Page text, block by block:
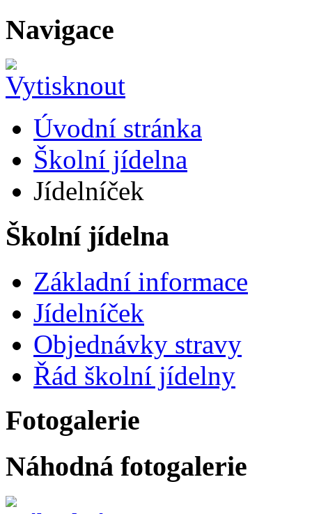
Navigace
Úvodní stránka
Školní jídelna
Jídelníček
Školní jídelna
Základní informace
Jídelníček
Objednávky stravy
Řád školní jídelny
Fotogalerie
Náhodná fotogalerie